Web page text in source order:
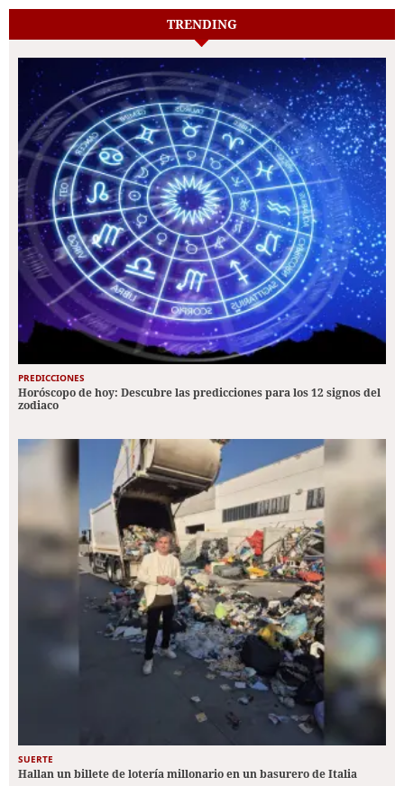
TRENDING
PREDICCIONES
Horóscopo de hoy: Descubre las predicciones para los 12 signos del
zodiaco
SUERTE
Hallan un billete de lotería millonario en un basurero de Italia